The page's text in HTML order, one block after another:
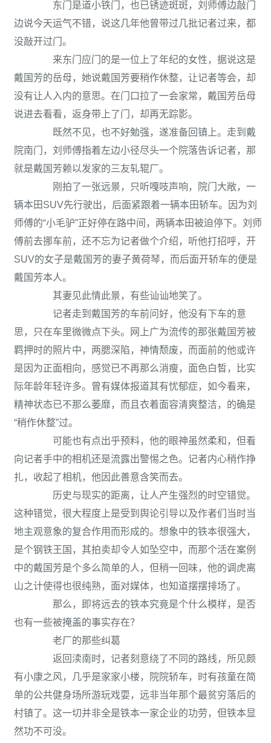
东门是道小铁门，也已锈迹斑斑，刘师傅边敲门
边说今天运气不错，说这几年他曾带过几批记者过来，都
没敲开过门。
来东门应门的是一位上了年纪的女性，据说这是
戴国芳的岳母，她说戴国芳要稍作休整，让记者等会，却
没有让人入内的意思。在门口拉了一会家常，戴国芳岳母
说进去看看，返身带上了门，却再无踪影。
既然不见，也不好勉强，遂准备回镇上。走到戴
院南门，刘师傅指着左边小径尽头一个院落告诉记者，那
就是戴国芳赖以发家的三友轧辊厂。
刚拍了一张远景，只听嘎吱声响，院门大敞，一
辆本田SUV先行驶出，后面紧跟着一辆本田轿车。因为刘
师傅的“小毛驴”正好停在路中间，两辆本田被迫停下。刘师
傅前去挪车前，还不忘为记者做个介绍，听他打招呼，开
SUV的女子是戴国芳的妻子黄荷琴，而后面开轿车的便是
戴国芳本人。
其妻见此情此景，有些讪讪地笑了。
记者走到戴国芳的车前问好，他没有下车的意
思，只在车里微微点下头。网上广为流传的那张戴国芳被
羁押时的照片中，两腮深陷，神情颓废，而面前的他或许
是因为正面相向，感觉已不再那么消瘦，面色白皙，比实
际年龄年轻许多。曾有媒体报道其有忧郁症，如今看来，
精神状态已不那么萎靡，而且衣着面容清爽整洁，的确是
“稍作休整”过。
可能也有点出乎预料，他的眼神虽然柔和，但看
向记者手中的相机还是流露出警惕之色。记者内心稍作挣
扎，收起了相机，他因此善意含笑而去。
历史与现实的距离，让人产生强烈的时空错觉。
这种错觉，很大程度上是受到舆论引导以及作者们当时当
地主观意象的复合作用而形成的。想象中的铁本很强大，
是个钢铁王国，其拍卖却令人如坠空中，而那个活在案例
中的戴国芳是个多么简单的人，但稍一回味，他的调虎离
山之计使得也很纯熟，面对媒体，也知道摆摆排场了。
那么，即将远去的铁本究竟是个什么模样，是否
也有一些被掩盖的事实存在？
老厂的那些纠葛
返回渎南时，记者刻意绕了不同的路线，所见颇
有小康之风，几乎是家家小楼，院院轿车，时有孩童在简
单的公共健身场所游玩戏耍，远非当年那个最贫穷落后的
村镇了。这一切并非全是铁本一家企业的功劳，但铁本显
然功不可没。